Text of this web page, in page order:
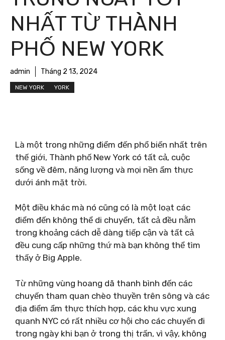
NHẤT TỪ ​​THÀNH
PHỐ NEW YORK
admin Tháng 2 13, 2024
NEW YORK YORK
Là một trong những điểm đến phổ biến nhất trên
thế giới, Thành phố New York có tất cả, cuộc
sống về đêm, năng lượng và mọi nền ẩm thực
dưới ánh mặt trời.
Một điều khác mà nó cũng có là một loạt các
điểm đến không thể di chuyển, tất cả đều nằm
trong khoảng cách dễ dàng tiếp cận và tất cả
đều cung cấp những thứ mà bạn không thể tìm
thấy ở Big Apple.
Từ những vùng hoang dã thanh bình đến các
chuyến tham quan chèo thuyền trên sông và các
địa điểm ẩm thực thích hợp, các khu vực xung
quanh NYC có rất nhiều cơ hội cho các chuyến đi
trong ngày khi bạn ở trong thị trấn, vì vậy, không